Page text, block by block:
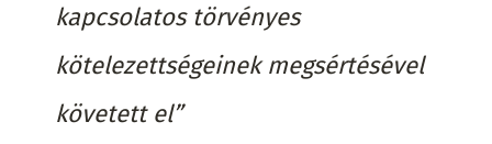
kapcsolatos törvényes
kötelezettségeinek megsértésével
követett el”